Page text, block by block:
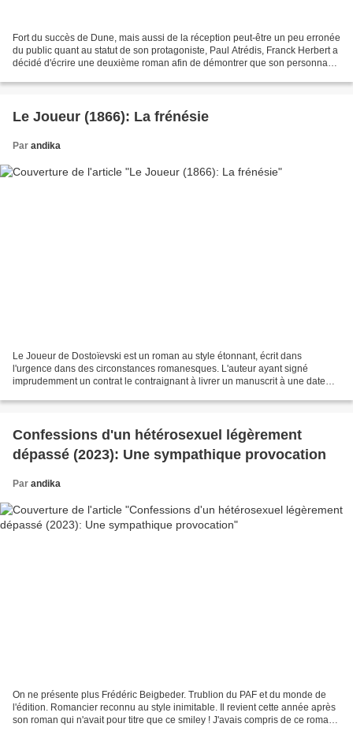
Fort du succès de Dune, mais aussi de la réception peut-être un peu erronée
du public quant au statut de son protagoniste, Paul Atrédis, Franck Herbert a
décidé d'écrire une deuxième roman afin de démontrer que son personnage
Le Joueur (1866): La frénésie
Par andika
Le Joueur de Dostoïevski est un roman au style étonnant, écrit dans
l'urgence dans des circonstances romanesques. L'auteur ayant signé
imprudemment un contrat le contraignant à livrer un manuscrit à une date
Confessions d'un hétérosexuel légèrement
dépassé (2023): Une sympathique provocation
Par andika
On ne présente plus Frédéric Beigbeder. Trublion du PAF et du monde de
l'édition. Romancier reconnu au style inimitable. Il revient cette année après
son roman qui n'avait pour titre que ce smiley ! J'avais compris de ce roman